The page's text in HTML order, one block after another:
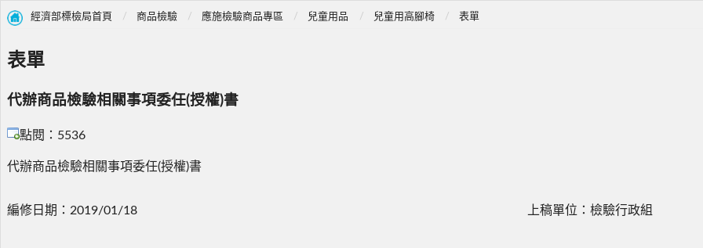
經濟部標檢局首頁 商品檢驗 應施檢驗商品專區 兒童用品 兒童用高腳椅 表單
表單
代辦商品檢驗相關事項委任(授權)書
點閱：5536
代辦商品檢驗相關事項委任(授權)書
編修日期：2019/01/18 上稿單位：檢驗行政組